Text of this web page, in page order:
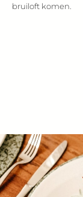
bruiloft komen.